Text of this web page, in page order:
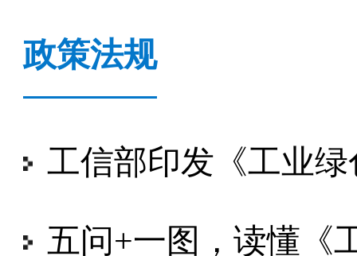
政策法规
工信部印发《工业
五问+一图，读懂《工